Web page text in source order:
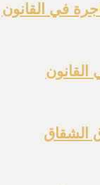
في القانون
القانون
الشقاق